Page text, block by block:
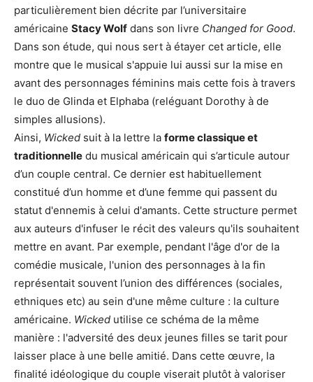
particulièrement bien décrite par l’universitaire
américaine Stacy Wolf dans son livre Changed for Good.
Dans son étude, qui nous sert à étayer cet article, elle
montre que le musical s'appuie lui aussi sur la mise en
avant des personnages féminins mais cette fois à travers
le duo de Glinda et Elphaba (reléguant Dorothy à de
simples allusions).
Ainsi, Wicked suit à la lettre la forme classique et
traditionnelle du musical américain qui s’articule autour
d’un couple central. Ce dernier est habituellement
constitué d’un homme et d’une femme qui passent du
statut d'ennemis à celui d'amants. Cette structure permet
aux auteurs d'infuser le récit des valeurs qu'ils souhaitent
mettre en avant. Par exemple, pendant l'âge d'or de la
comédie musicale, l'union des personnages à la fin
représentait souvent l’union des différences (sociales,
ethniques etc) au sein d'une même culture : la culture
américaine. Wicked utilise ce schéma de la même
manière : l'adversité des deux jeunes filles se tarit pour
laisser place à une belle amitié. Dans cette œuvre, la
finalité idéologique du couple viserait plutôt à valoriser